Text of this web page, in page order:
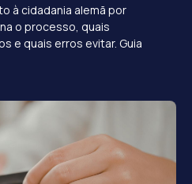
à cidadania alemã por
o processo, quais
e quais erros evitar. Guia